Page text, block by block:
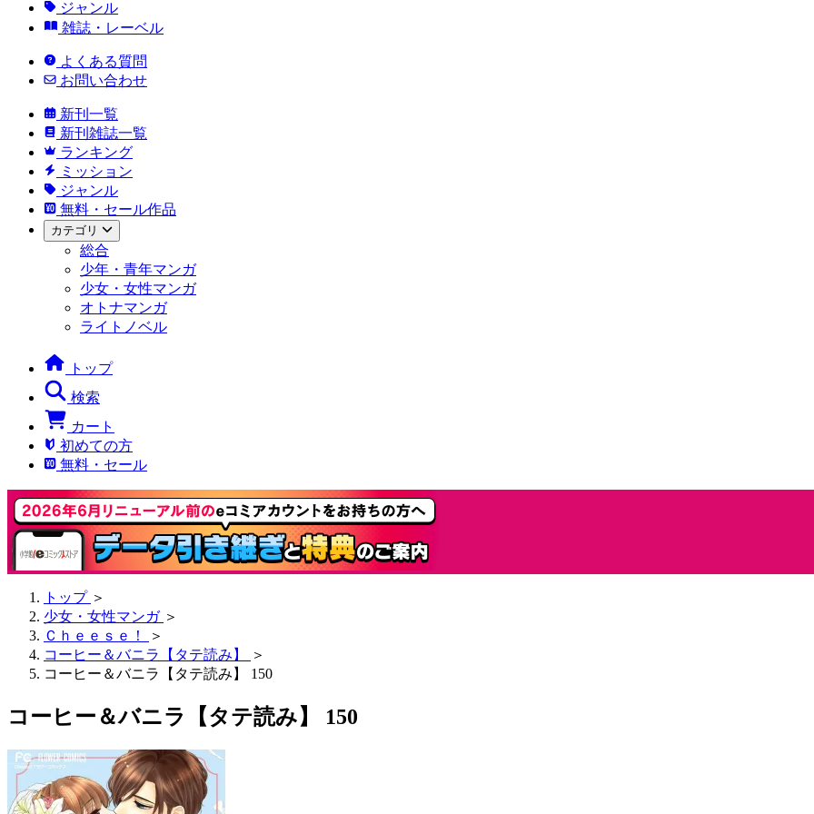
ジャンル
雑誌・レーベル
よくある質問
お問い合わせ
新刊一覧
新刊雑誌一覧
ランキング
ミッション
ジャンル
無料・セール作品
カテゴリ
総合
少年・青年マンガ
少女・女性マンガ
オトナマンガ
ライトノベル
トップ
検索
カート
初めての方
無料・セール
トップ ＞
少女・女性マンガ ＞
Ｃｈｅｅｓｅ！
＞
コーヒー＆バニラ【タテ読み】
＞
コーヒー＆バニラ【タテ読み】 150
コーヒー＆バニラ【タテ読み】 150